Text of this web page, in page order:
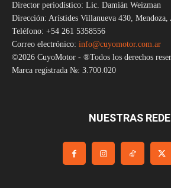
Director periodístico: Lic. Damián Weizman
Dirección: Arístides Villanueva 430, Mendoza,
Teléfono: +54 261 5358556
Correo electrónico: info@cuyomotor.com.ar
©2026 CuyoMotor - ®Todos los derechos
Marca registrada №: 3.700.020
NUESTRAS